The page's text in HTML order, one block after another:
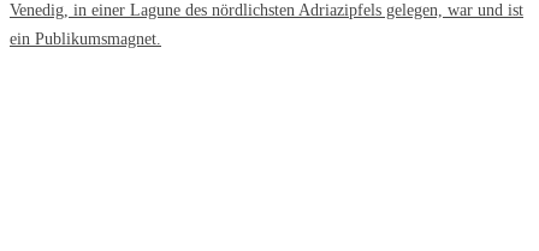
Venedig, in einer Lagune des nördlichsten Adriazipfels gelegen, war und ist
ein Publikumsmagnet.